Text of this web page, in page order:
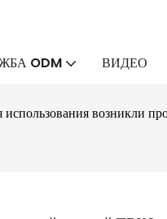
ODM ВИДЕО
использования возникли